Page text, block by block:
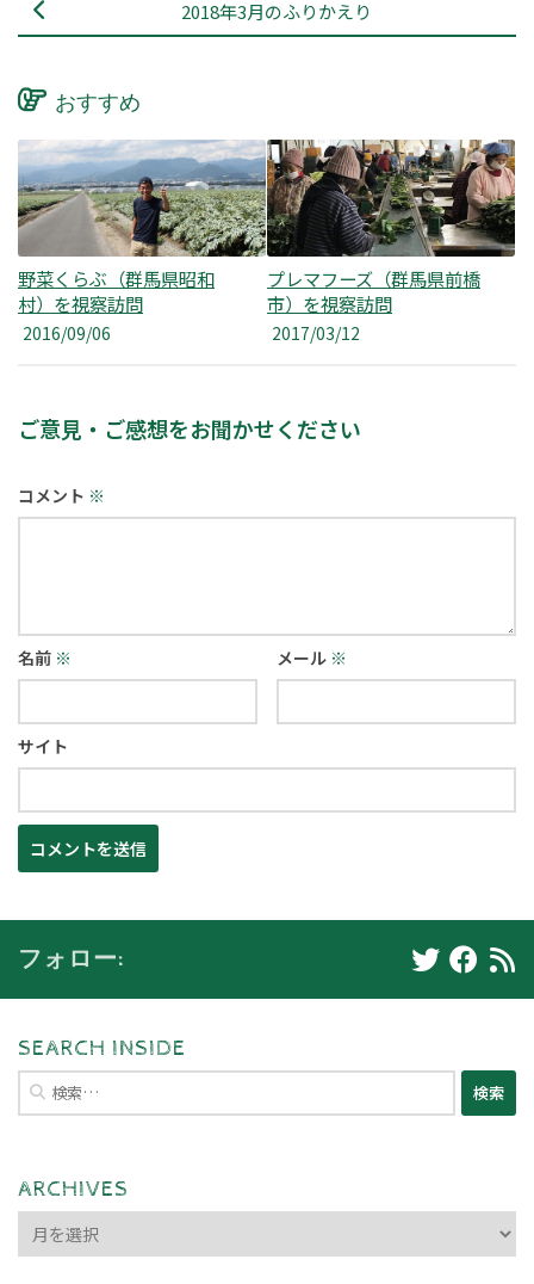
2018年3月のふりかえり
おすすめ
野菜くらぶ（群馬県昭和
村）を視察訪問
2016/09/06
プレマフーズ（群馬県前橋
市）を視察訪問
2017/03/12
ご意見・ご感想をお聞かせください
コメント ※
名前 ※ メール ※
サイト
フォロー:
SEARCH INSIDE
検
索:
ARCHIVES
ARCHIVES